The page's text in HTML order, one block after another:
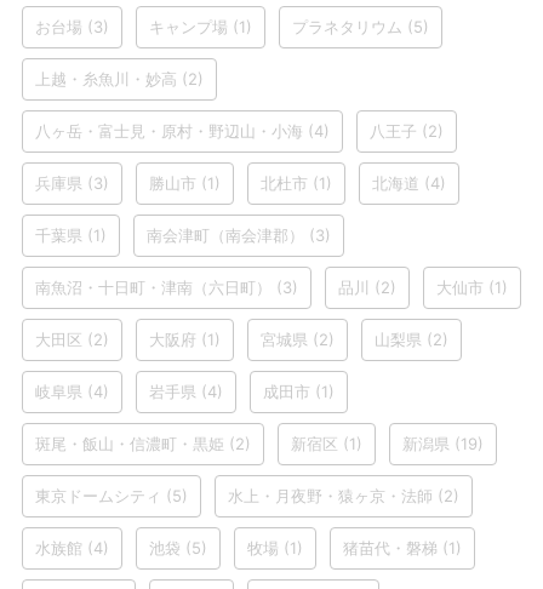
お台場 (3) キャンプ場 (1) プラネタリウム (5)
上越・糸魚川・妙高 (2)
八ヶ岳・富士見・原村・野辺山・小海 (4) 八王子 (2)
兵庫県 (3) 勝山市 (1) 北杜市 (1) 北海道 (4)
千葉県 (1) 南会津町（南会津郡） (3)
南魚沼・十日町・津南（六日町） (3) 品川 (2) 大仙市 (1)
大田区 (2) 大阪府 (1) 宮城県 (2) 山梨県 (2)
岐阜県 (4) 岩手県 (4) 成田市 (1)
斑尾・飯山・信濃町・黒姫 (2) 新宿区 (1) 新潟県 (19)
東京ドームシティ (5) 水上・月夜野・猿ヶ京・法師 (2)
水族館 (4) 池袋 (5) 牧場 (1) 猪苗代・磐梯 (1)